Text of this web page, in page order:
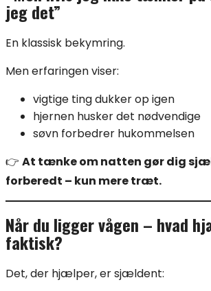
jeg det”
En klassisk bekymring.
Men erfaringen viser:
vigtige ting dukker op igen
hjernen husker det nødvendige
søvn forbedrer hukommelsen
👉 At tænke om natten gør dig
forberedt – kun mere træt.
Når du ligger vågen – hvad
faktisk?
Det, der hjælper, er sjældent: